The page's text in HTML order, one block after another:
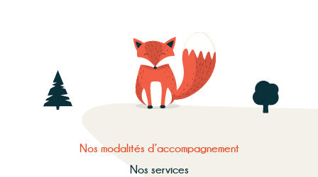
Nos modalités d’accompagnement
Nos services